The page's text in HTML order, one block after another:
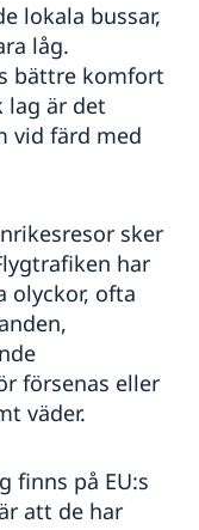
lokala bussar,
låg.
bättre komfort
lag är det
vid färd med
sker
har
olyckor, ofta
försenas eller
väder.
finns på EU:s
att de har